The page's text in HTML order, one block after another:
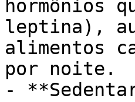
hormônios
leptina),
alimentos
por noite.
-